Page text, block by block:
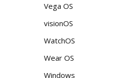
Vega OS
visionOS
WatchOS
Wear OS
Windows